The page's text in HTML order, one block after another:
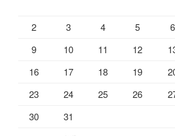
2
3 4 5 6
9
10 11 12
16
17 18 19
23
24 25 26
30
31